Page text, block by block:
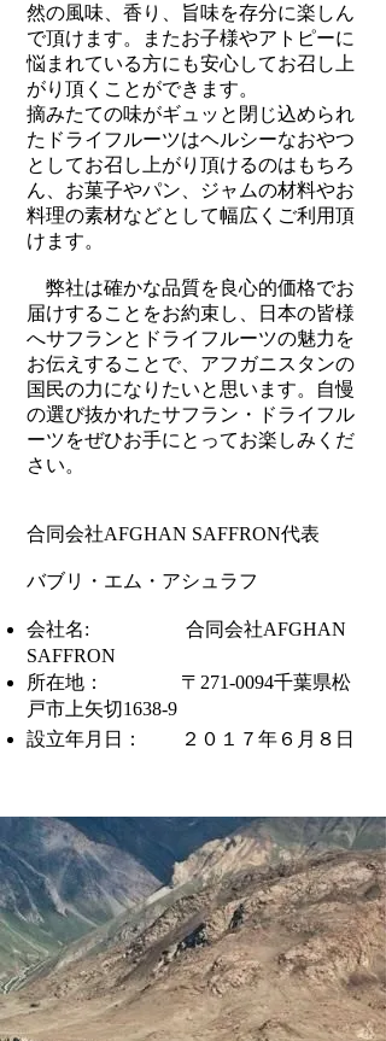
然の風味、香り、旨味を存分に楽しん
で頂けます。またお子様やアトピーに
悩まれている方にも安心してお召し上
がり頂くことができます。
摘みたての味がギュッと閉じ込められ
たドライフルーツはヘルシーなおやつ
としてお召し上がり頂けるのはもちろ
ん、お菓子やパン、ジャムの材料やお
料理の素材などとして幅広くご利用頂
けます。
弊社は確かな品質を良心的価格でお
届けすることをお約束し、日本の皆様
へサフランとドライフルーツの魅力を
お伝えすることで、アフガニスタンの
国民の力になりたいと思います。自慢
の選び抜かれたサフラン・ドライフル
ーツをぜひお手にとってお楽しみくだ
さい。
合同会社AFGHAN SAFFRON代表
バブリ・エム・アシュラフ
会社名: 合同会社AFGHAN
SAFFRON
​所在地： 〒271-0094千葉県松
戸市上矢切1638-9
設立年月日： ２０１７年６月８日